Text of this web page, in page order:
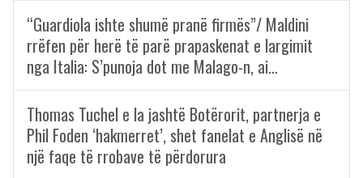
“Guardiola ishte shumë pranë firmës”/ Maldini
rrëfen për herë të parë prapaskenat e largimit
nga Italia: S’punoja dot me Malago-n, ai…
Thomas Tuchel e la jashtë Botërorit, partnerja e
Phil Foden ‘hakmerret’, shet fanelat e Anglisë në
një faqe të rrobave të përdorura